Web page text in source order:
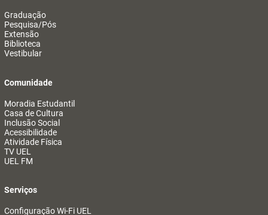
Graduação
Pesquisa/Pós
Extensão
Biblioteca
Vestibular
Comunidade
Moradia Estudantil
Casa de Cultura
Inclusão Social
Acessibilidade
Atividade Física
TV UEL
UEL FM
Serviços
Configuração Wi-Fi UEL